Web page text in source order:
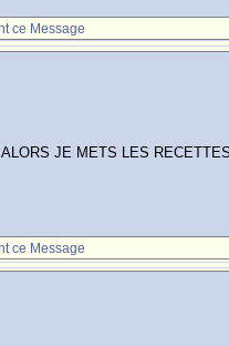
ce Message
JE METS LES
ce Message